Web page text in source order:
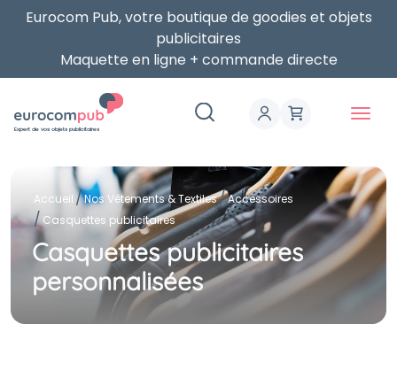
Eurocom Pub, votre boutique de goodies et objets
publicitaires
Maquette en ligne + commande directe
Expert de vos objets publicitaires
Accueil Nos Vêtements & Textiles
Accessoires
Casquettes publicitaires
Casquettes publicitaires
personnalisées